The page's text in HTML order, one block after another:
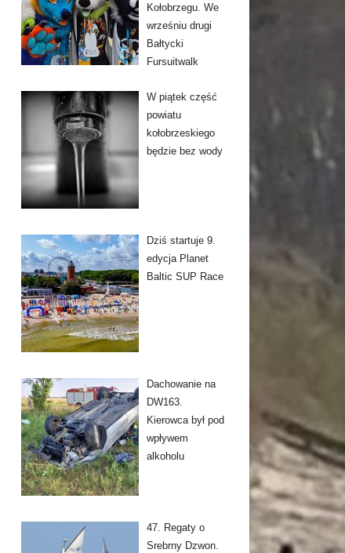
Kołobrzegu. We
wrześniu drugi
Bałtycki
Fursuitwalk
W piątek część
powiatu
kołobrzeskiego
będzie bez wody
Dziś startuje 9.
edycja Planet
Baltic SUP Race
Dachowanie na
DW163.
Kierowca był pod
wpływem
alkoholu
47. Regaty o
Srebrny Dzwon.